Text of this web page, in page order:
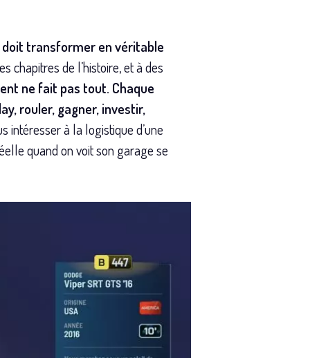
doit transformer en véritable
chapitres de l’histoire, et à des
ne fait pas tout. Chaque
rouler, gagner, investir,
intéresser à la logistique d’une
quand on voit son garage se